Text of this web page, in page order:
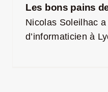
Les bons pains
Nicolas Soleilhac
d’informaticien à